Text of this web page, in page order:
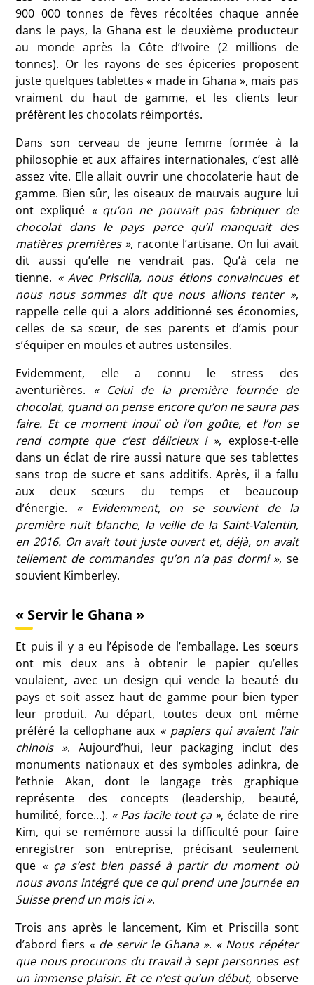
900 000 tonnes de fèves récoltées chaque année
dans le pays, la Ghana est le deuxième producteur
au monde après la Côte d’Ivoire (2 millions de
tonnes). Or les rayons de ses épiceries proposent
juste quelques tablettes « made in Ghana », mais pas
vraiment du haut de gamme, et les clients leur
préfèrent les chocolats réimportés.
Dans son cerveau de jeune femme formée à la
philosophie et aux affaires internationales, c’est allé
assez vite. Elle allait ouvrir une chocolaterie haut de
gamme. Bien sûr, les oiseaux de mauvais augure lui
ont expliqué « qu’on ne pouvait pas fabriquer de
chocolat dans le pays parce qu’il manquait des
matières premières », raconte l’artisane. On lui avait
dit aussi qu’elle ne vendrait pas. Qu’à cela ne
tienne. « Avec Priscilla, nous étions convaincues et
nous nous sommes dit que nous allions tenter »,
rappelle celle qui a alors additionné ses économies,
celles de sa sœur, de ses parents et d’amis pour
s’équiper en moules et autres ustensiles.
Evidemment, elle a connu le stress des
aventurières. « Celui de la première fournée de
chocolat, quand on pense encore qu’on ne saura pas
faire. Et ce moment inouï où l’on goûte, et l’on se
rend compte que c’est délicieux ! », explose-t-elle
dans un éclat de rire aussi nature que ses tablettes
sans trop de sucre et sans additifs. Après, il a fallu
aux deux sœurs du temps et beaucoup
d’énergie.
« Evidemment, on se souvient de la
première nuit blanche, la veille de la Saint-Valentin,
en 2016. On avait tout juste ouvert et, déjà, on avait
tellement de commandes qu’on n’a pas dormi », se
souvient Kimberley.
« Servir le Ghana »
Et puis il y a eu l’épisode de l’emballage. Les sœurs
ont mis deux ans à obtenir le papier qu’elles
voulaient, avec un design qui vende la beauté du
pays et soit assez haut de gamme pour bien typer
leur produit. Au départ, toutes deux ont même
préféré la cellophane aux « papiers qui avaient l’air
chinois ». Aujourd’hui, leur packaging inclut des
monuments nationaux et des symboles adinkra, de
l’ethnie Akan, dont le langage très graphique
représente des concepts (leadership, beauté,
humilité, force…). « Pas facile tout ça », éclate de rire
Kim, qui se remémore aussi la difficulté pour faire
enregistrer son entreprise, précisant seulement
que « ça s’est bien passé à partir du moment où
nous avons intégré que ce qui prend une journée en
Suisse prend un mois ici ».
Trois ans après le lancement, Kim et Priscilla sont
d’abord fiers « de servir le Ghana ». « Nous répéter
que nous procurons du travail à sept personnes est
un immense plaisir. Et ce n’est qu’un début, observe